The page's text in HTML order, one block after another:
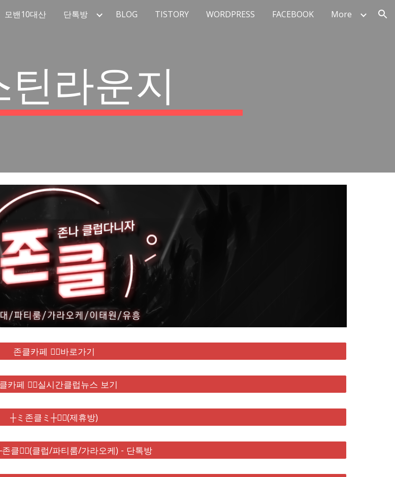
Skip to navigation
모밴10대산 단톡방 BLOG TISTORY WORDPRESS FACEBOOK More
라운지
존클카페 ❤️‍🔥바로가기
카페 ❤️‍🔥실시간클럽뉴스 보기
┼ミ존클ミ┼❤️‍🔥(제휴방)
클❤️‍🔥(클럽/파티룸/가라오케) - 단톡방